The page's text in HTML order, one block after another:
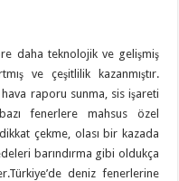
daha teknolojik ve gelişmiş
ve çeşitlilik kazanmıştır.
raporu sunma, sis işareti
fenerlere mahsus özel
çekme, olası bir kazada
barındırma gibi oldukça
deniz fenerlerine